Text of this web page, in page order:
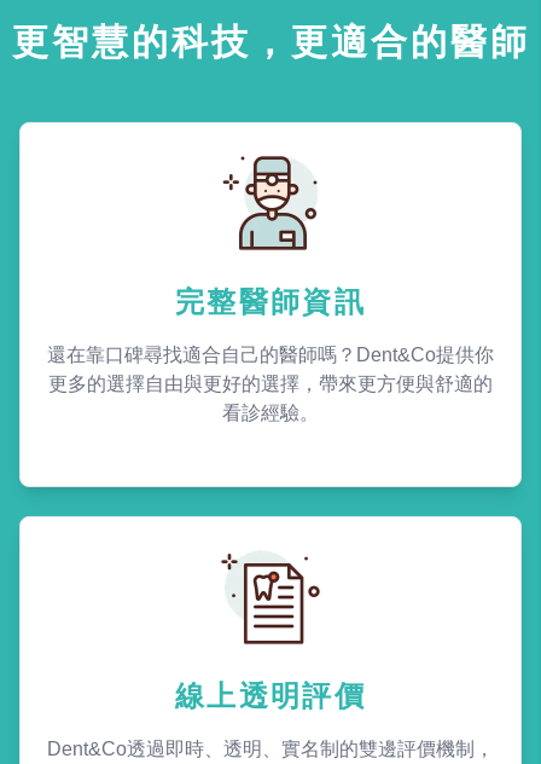
更智慧的科技，更適合的醫師
完整醫師資訊
還在靠口碑尋找適合自己的醫師嗎？Dent&Co提供你
更多的選擇自由與更好的選擇，帶來更方便與舒適的
看診經驗。
線上透明評價
Dent&Co透過即時、透明、實名制的雙邊評價機制，